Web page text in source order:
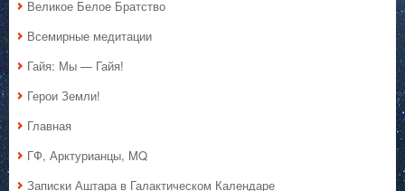
Великое Белое Братство
Всемирные медитации
Гайя: Мы — Гайя!
Герои Земли!
Главная
ГФ, Арктурианцы, MQ
Записки Аштара в Галактическом Календаре